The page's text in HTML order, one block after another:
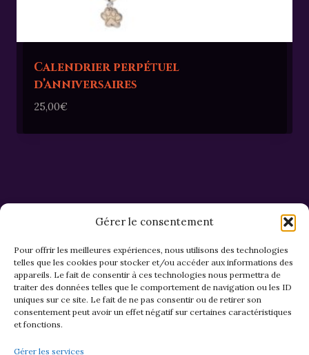
Gérer le consentement
Pour offrir les meilleures expériences, nous utilisons des technologies
telles que les cookies pour stocker et/ou accéder aux informations des
appareils. Le fait de consentir à ces technologies nous permettra de
traiter des données telles que le comportement de navigation ou les ID
uniques sur ce site. Le fait de ne pas consentir ou de retirer son
consentement peut avoir un effet négatif sur certaines caractéristiques
et fonctions.
Gérer les services
Calendrier perpétuel
d’anniversaires
25,00€
CGV et Retours